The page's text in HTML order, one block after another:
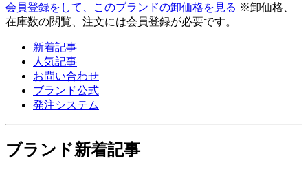
会員登録をして、このブランドの卸価格を見る ※卸価格、
在庫数の閲覧、注文には会員登録が必要です。
新着記事
人気記事
お問い合わせ
ブランド公式
発注システム
ブランド新着記事